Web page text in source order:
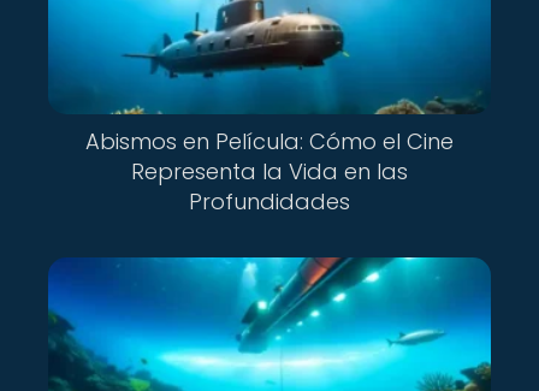
Abismos en Película: Cómo el Cine
Representa la Vida en las
Profundidades